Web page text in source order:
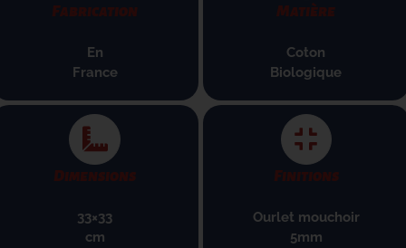
Fabrication
En
France
Matière
Coton
Biologique
Dimensions
33×33
cm
Finitions
Ourlet mouchoir
5mm